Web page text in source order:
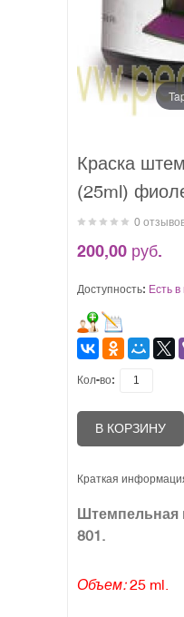
Краска
(25ml)
0
200,00 руб.
Доступность: Есть
Кол-во:
В КОРЗИНУ
Краткая
Штемпельная
801.
Объем:25 ml.